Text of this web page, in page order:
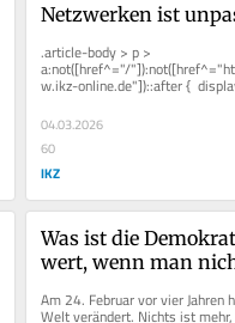
Netzwerken ist
.article-body > p >
a:not([href^="/
w.ikz-online.de"])::after {
block;  width: 0.8em;  ...
04.03.2026
60
IKZ
Was ist die
wert, wenn man
verteidigen?
Am 24. Februar vor vier Jahren
Welt verändert. Nichts ist